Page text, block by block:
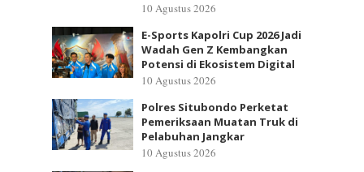
10 Agustus 2026
E-Sports Kapolri Cup 2026 Jadi
Wadah Gen Z Kembangkan
Potensi di Ekosistem Digital
10 Agustus 2026
Polres Situbondo Perketat
Pemeriksaan Muatan Truk di
Pelabuhan Jangkar
10 Agustus 2026